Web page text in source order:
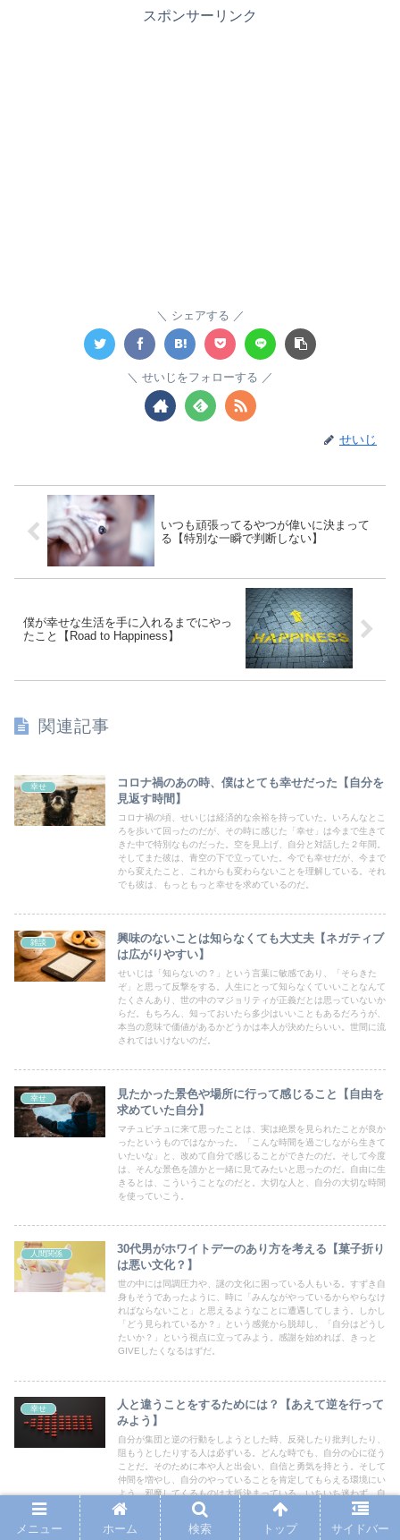
スポンサーリンク
シェアする
せいじをフォローする
せいじ
いつも頑張ってるやつが偉いに決まって
る【特別な一瞬で判断しない】
僕が幸せな生活を手に入れるまでにやっ
たこと【Road to Happiness】
関連記事
幸せ
コロナ禍のあの時、僕はとても幸せだった【自分を
見返す時間】
コロナ禍の頃、せいじは経済的な余裕を持っていた。いろんなとこ
ろを歩いて回ったのだが、その時に感じた「幸せ」は今まで生きて
きた中で特別なものだった。空を見上げ、自分と対話した２年間。
そしてまた彼は、青空の下で立っていた。今でも幸せだが、今まで
から変えたこと、これからも変わらないことを理解している。それ
でも彼は、もっともっと幸せを求めているのだ。
雑談
興味のないことは知らなくても大丈夫【ネガティブ
は広がりやすい】
せいじは「知らないの？」という言葉に敏感であり、「そらきた
ぞ」と思って反撃をする。人生にとって知らなくていいことなんて
たくさんあり、世の中のマジョリティが正義だとは思っていないか
らだ。もちろん、知っておいたら多少はいいこともあるだろうが、
本当の意味で価値があるかどうかは本人が決めたらいい。世間に流
されてはいけないのだ。
幸せ
見たかった景色や場所に行って感じること【自由を
求めていた自分】
マチュピチュに来て思ったことは、実は絶景を見られたことが良か
ったというものではなかった。「こんな時間を過ごしながら生きて
いたいな」と、改めて自分で感じることができたのだ。そして今度
は、そんな景色を誰かと一緒に見てみたいと思ったのだ。自由に生
きるとは、こういうことなのだと。大切な人と、自分の大切な時間
を使っていこう。
人間関係
30代男がホワイトデーのあり方を考える【菓子折り
は悪い文化？】
世の中には同調圧力や、謎の文化に困っている人もいる。すずき自
身もそうであったように、時に「みんながやっているからやらなけ
ればならないこと」と思えるようなことに遭遇してしまう。しかし
「どう見られているか？」という感覚から脱却し、「自分はどうし
たいか？」という視点に立ってみよう。感謝を始めれば、きっと
GIVEしたくなるはずだ。
幸せ
人と違うことをするためには？【あえて逆を行って
みよう】
自分が集団と逆の行動をしようとした時、反発したり批判したり、
阻もうとしたりする人は必ずいる。どんな時でも、自分の心に従う
ことだ。そのために本や人と出会い、自信と勇気を持とう。そして
仲間を増やし、自分のやっていることを肯定してもらえる環境にい
よう。邪魔してくるものは大抵決まっている。いちいち迷わず、自
分の声を聞いていこう。
メニュー ホーム 検索 トップ サイドバー